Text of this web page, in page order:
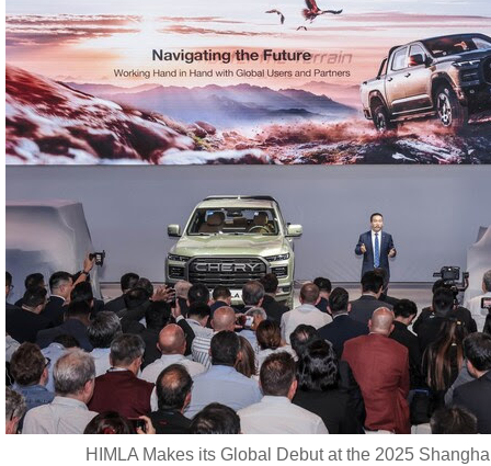
HIMLA Makes its Global Debut at the 2025